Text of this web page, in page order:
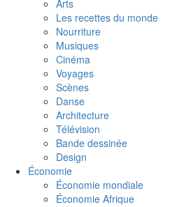
Arts
Les recettes du monde
Nourriture
Musiques
Cinéma
Voyages
Scènes
Danse
Architecture
Télévision
Bande dessinée
Design
Économie
Économie mondiale
Économie Afrique